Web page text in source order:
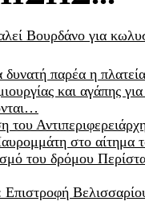
Βουρδάνο για
παρέα η
και αγάπης
του
στο αίτημα
του δρόμου